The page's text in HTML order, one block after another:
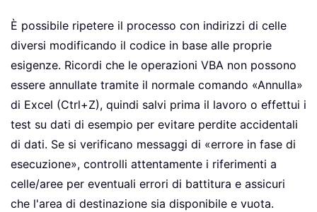
È possibile ripetere il processo con indirizzi di celle
diversi modificando il codice in base alle proprie
esigenze. Ricordi che le operazioni VBA non possono
essere annullate tramite il normale comando «Annulla»
di Excel (Ctrl+Z), quindi salvi prima il lavoro o effettui i
test su dati di esempio per evitare perdite accidentali
di dati. Se si verificano messaggi di «errore in fase di
esecuzione», controlli attentamente i riferimenti a
celle/aree per eventuali errori di battitura e assicuri
che l'area di destinazione sia disponibile e vuota.